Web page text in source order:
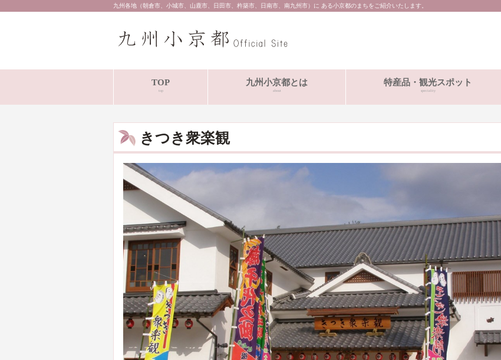
九州各地（朝倉市、小城市、山鹿市、日田市、杵築市、日南市、南九州市）に ある小京都のまちをご紹介いたします。
TOP
top
九州小京都とは
about
特産品・観光スポット
speciality
きつき衆楽観